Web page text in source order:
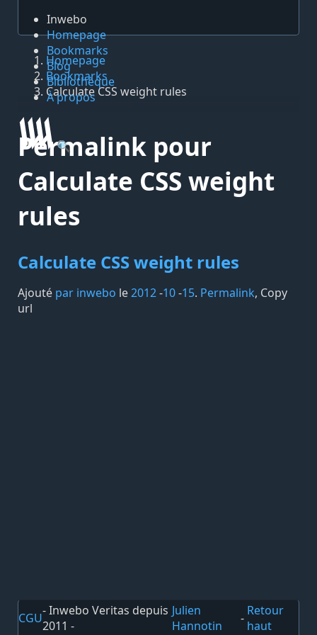
Inwebo
Homepage
Bookmarks
Blog
Bibliothèque
À propos
🔍
Homepage
Bookmarks
Calculate CSS weight rules
Permalink pour
Calculate CSS weight
rules
Calculate CSS weight rules
Ajouté par inwebo le2012-10-15. Permalink, Copy
url
CGU- Inwebo Veritas depuis
2011 -
Julien
Hannotin
- Retour
haut